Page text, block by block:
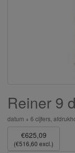
Reiner 9
datum + 6 cijfers,
€625,09
(€516,60 excl.)